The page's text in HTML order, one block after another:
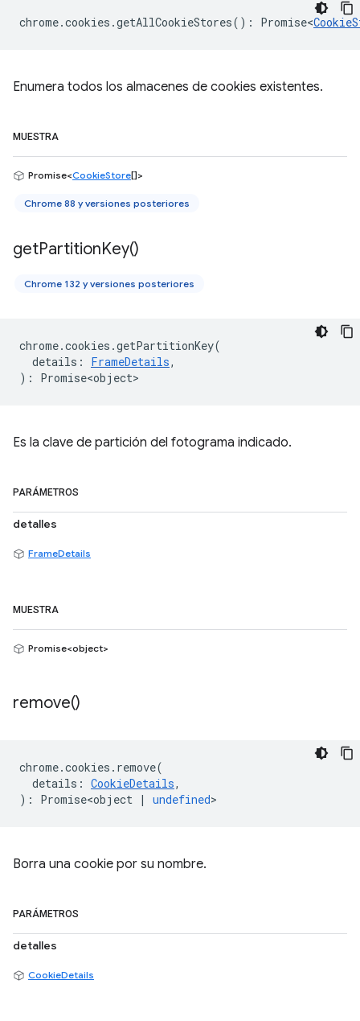
chrome.cookies .getAllCookieStores() : Promise<
Enumera todos los almacenes de cookies existentes.
MUESTRA
Promise<CookieStore[]>
Chrome 88 y versiones posteriores
getPartitionKey()
Chrome 132 y versiones posteriores
chrome.cookies .getPartitionKey(
details : FrameDetails,
) : Promise<object>
Es la clave de partición del fotograma indicado.
PARÁMETROS
detalles
FrameDetails
MUESTRA
Promise<object>
remove()
chrome.cookies . remove(
details : CookieDetails,
) : Promise<object | undefined>
Borra una cookie por su nombre.
PARÁMETROS
detalles
CookieDetails